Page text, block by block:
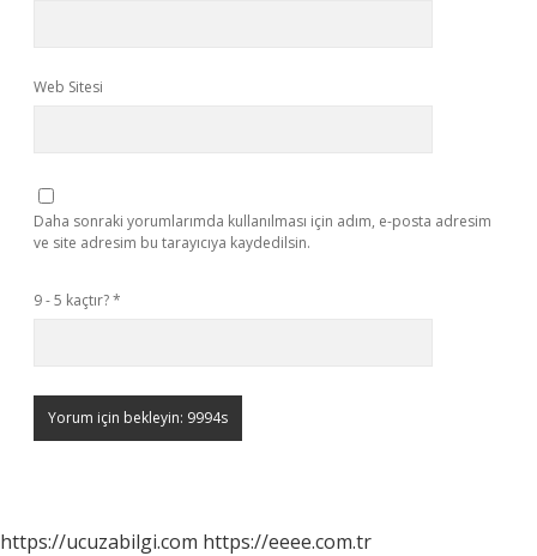
Web Sitesi
Daha sonraki yorumlarımda kullanılması için adım, e-posta adresim
ve site adresim bu tarayıcıya kaydedilsin.
9 - 5 kaçtır?*
https://ucuzabilgi.com https://eeee.com.tr